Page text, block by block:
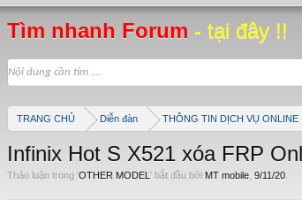
Tìm nhanh Forum - tại đây !!
TRANG CHỦ Diễn đàn THÔNG TIN DỊCH VỤ ONLINE
Infinix Hot S X521 xóa FRP
Thảo luận trong 'OTHER MODEL ' bắt đầu bởi MT mobile 9/11/20